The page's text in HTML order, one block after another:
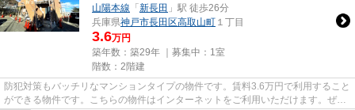
山陽本線 「 新長田 」駅 徒歩26分
兵庫県神戸市長田区高取山町 １丁目
3.6万円
築年数：築29年 ｜募集中： 1室
階数：2階建
防犯対策もバッチリなマンションタイプの物件です。賃料3.6万円で利用すること
ができる物件です。こちらの物件はインターネットをご利用いただけます。ぜひ